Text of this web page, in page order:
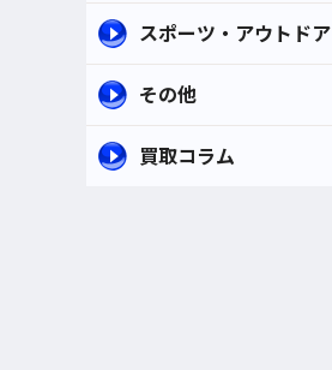
スポーツ・アウトドア
その他
買取コラム